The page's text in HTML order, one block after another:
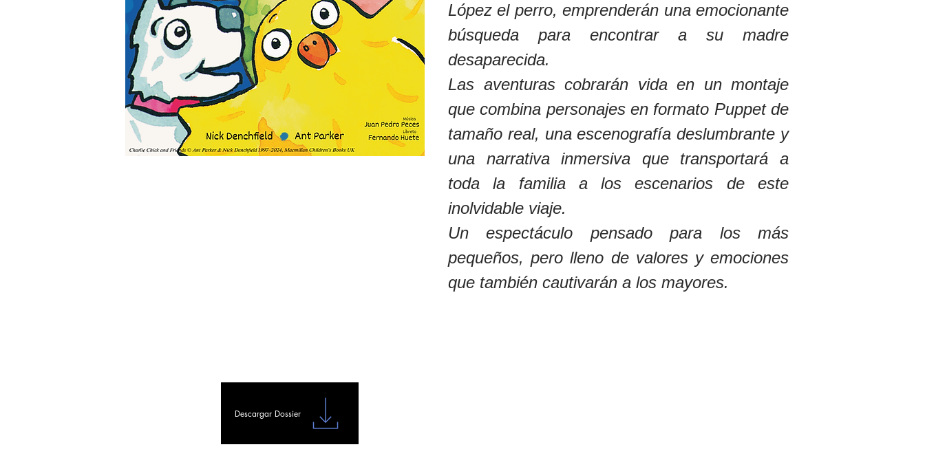
López el perro, emprenderán una emocionante
búsqueda para encontrar a su madre
desaparecida.
Las aventuras cobrarán vida en un montaje
que combina personajes en formato Puppet de
tamaño real, una escenografía deslumbrante y
una narrativa inmersiva que transportará a
toda la familia a los escenarios de este
inolvidable viaje.
Un espectáculo pensado para los más
pequeños, pero lleno de valores y emociones
que también cautivarán a los mayores.
Descargar Dossier